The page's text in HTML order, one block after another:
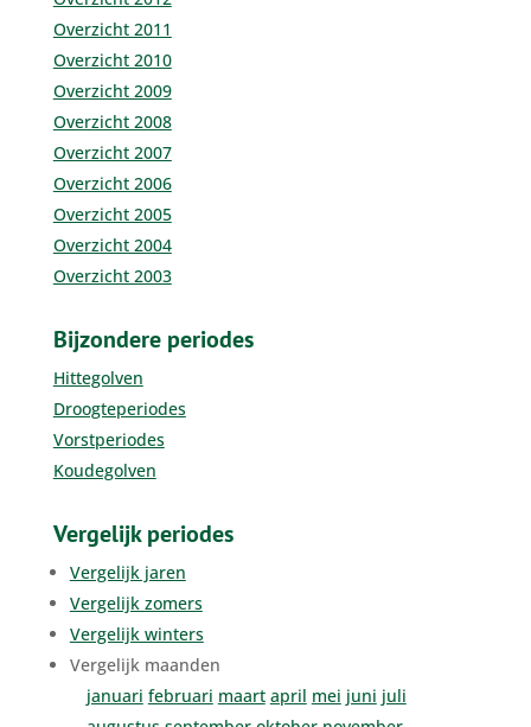
Overzicht 2011
Overzicht 2010
Overzicht 2009
Overzicht 2008
Overzicht 2007
Overzicht 2006
Overzicht 2005
Overzicht 2004
Overzicht 2003
Bijzondere periodes
Hittegolven
Droogteperiodes
Vorstperiodes
Koudegolven
Vergelijk periodes
Vergelijk jaren
Vergelijk zomers
Vergelijk winters
Vergelijk maanden
januari februari maart april mei juni juli